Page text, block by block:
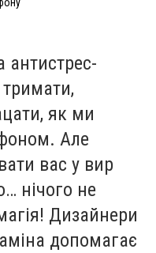
антистрес-
як ми
Але
вас у вир
нічого не
Дизайнери
допомагає